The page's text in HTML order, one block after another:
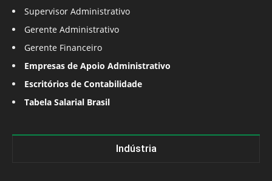
Supervisor Administrativo
Gerente Administrativo
Gerente Financeiro
Empresas de Apoio Administrativo
Escritórios de Contabilidade
Tabela Salarial Brasil
Indústria